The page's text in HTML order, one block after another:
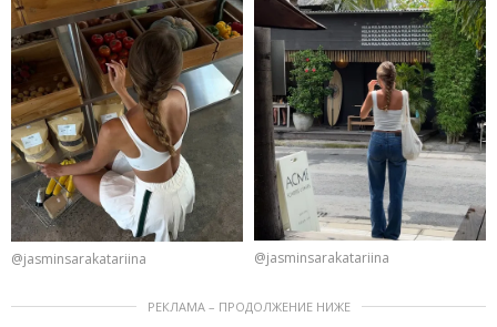
@jasminsarakatariina @jasminsarakatariina
РЕКЛАМА – ПРОДОЛЖЕНИЕ НИЖЕ